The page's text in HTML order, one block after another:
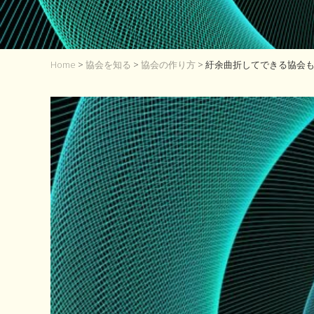
Home > 協会を知る > 協会の作り方 > 紆余曲折してできる協会